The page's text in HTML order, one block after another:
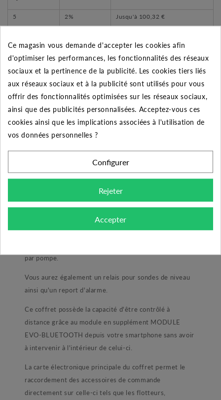
5 2% Jusqu'à 100,32 €
50 10% Jusqu'à5 016,00 €
DESCRIPTION DU PRODUIT
Découvrez le coffret de protection double pompe
pompes immergées, submersibles ou de surface en
triphasées. Vous bénéficierez d'une permutation à
chaque démarrage en cas de défaut. Le coffret
électronique EP BASIC 2 est monté avec une porte en
façade avec un interrupteur général, un bouton
poussoir AUTO/MANUEL par pompe, d'une LED pour
par pompe.
Vous aurez également un relais pour sondes de niveau
ainsi qu'un report d'alarme.
Ce coffret possède la capacité d'être contrôlé à
distance grâce au module en supplément MODULE
EVO-BLUETOOTH depuis votre smartphone sans avoir
à intervenir à l'intérieur de celui-ci.
La carte électronique principale du coffret permet le
raccordement des accessoires de commande
directement sur celle-ci tels que les flotteurs,
Ce magasin vous demande d'accepter les cookies afin
d'optimiser les performances, les fonctionnalités des réseaux
sociaux et la pertinence de la publicité. Les cookies tiers liés
aux réseaux sociaux et à la publicité sont utilisés pour vous
offrir des fonctionnalités optimisées sur les réseaux sociaux,
ainsi que des publicités personnalisées. Acceptez-vous ces
cookies ainsi que les implications associées à l'utilisation de
vos données personnelles ?
Configurer
Rejeter
Accepter